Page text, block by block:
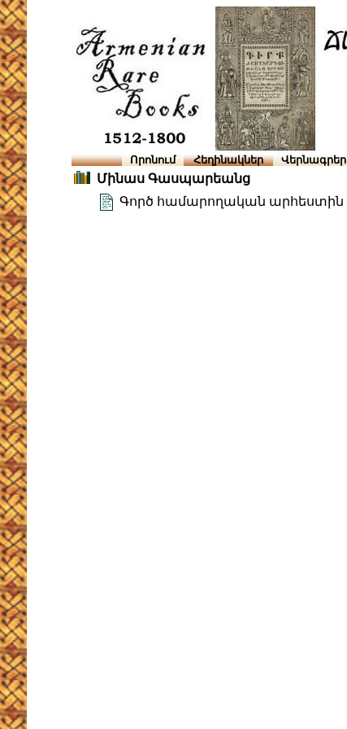
Որոնում Հեղինակներ Վերնագրեր
Մինաս Գասպարեանց
Գործ համարողական արհեստին